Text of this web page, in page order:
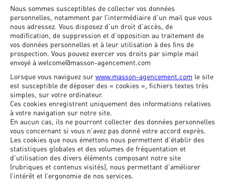
Nous sommes susceptibles de collecter vos données
personnelles, notamment par l’intermédiaire d’un mail que vous
nous adressez. Vous disposez d’un droit d’accès, de
modification, de suppression et d’opposition au traitement de
vos données personnelles et à leur utilisation à des fins de
prospection. Vous pouvez exercer vos droits par simple mail
envoyé à welcome@masson-agencement.com
Lorsque vous naviguez sur www.masson-agencement.com le site
est susceptible de déposer des « cookies », fichiers textes très
simples, sur votre ordinateur.
Ces cookies enregistrent uniquement des informations relatives
à votre navigation sur notre site.
En aucun cas, ils ne pourront collecter des données personnelles
vous concernant si vous n’avez pas donné votre accord exprès.
Les cookies que nous émettons nous permettent d’établir des
statistiques globales et des volumes de fréquentation et
d’utilisation des divers éléments composant notre site
(rubriques et contenus visités), nous permettant d’améliorer
l’intérêt et l’ergonomie de nos services.